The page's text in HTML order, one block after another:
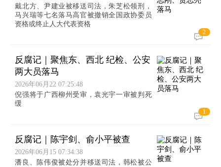
戴北方、尹建业被移送司法，朱芝松领刑，
马兴瑞等七名落马高官被撤销全国政协委员
资格或终止人大代表资格
2
反腐记｜聚焦东、西北 纪检、公安
两大员落马
2026年06月22 07:25:48
倪强将于广西柳州受审，袁光宇一审被判死
缓
1
反腐记｜陈宇剑、俞小平被查
2026年06月15 07:34:38
潘良、陈伟俊被处分并移送司法，韩松被公